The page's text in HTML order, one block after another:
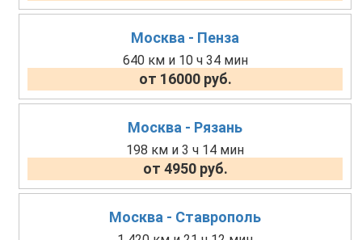
Москва - Пенза
640 км и 10 ч 34 мин
от 16000 руб.
Москва - Рязань
198 км и 3 ч 14 мин
от 4950 руб.
Москва - Ставрополь